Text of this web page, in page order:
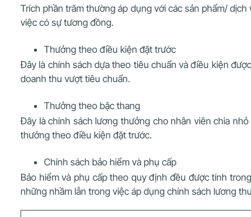
Trích phần trăm thường áp dụng với các sản phẩm/
việc có sự tương đồng.
Thưởng theo điều kiện đặt trước
Đây là chính sách dựa theo tiêu chuẩn và điều kiện
doanh thu vượt tiêu chuẩn.
Thưởng theo bậc thang
Đây là chính sách lương thưởng cho nhân viên chia
thưởng theo điều kiện đặt trước.
Chính sách bảo hiểm và phụ cấp
Bảo hiểm và phụ cấp theo quy định đều được tính
những nhầm lẫn trong việc áp dụng chính sách lương